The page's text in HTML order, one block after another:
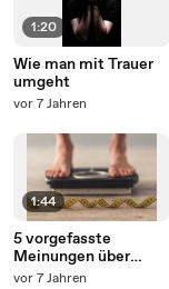
1:20
Wie man mit Trauer
umgeht
vor 7 Jahren
1:44
5 vorgefasste
Meinungen über
Essstörungen
vor 7 Jahren